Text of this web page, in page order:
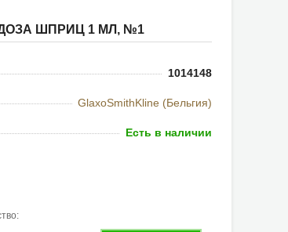
ШПРИЦ 1 МЛ, №1
1014148
GlaxoSmithKline (Бельгия)
Есть в наличии